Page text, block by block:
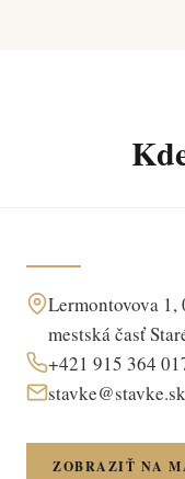
Lermontovova 1,
mestská časť
+421 915 364
stavke@stavke.sk
ZOBRAZIŤ NA